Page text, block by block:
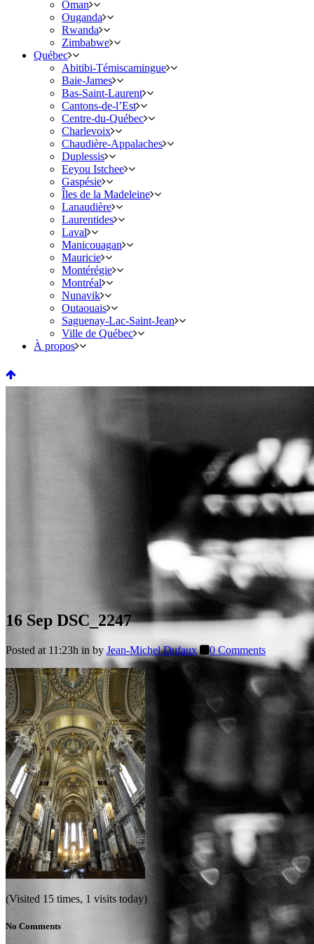
Oman
Ouganda
Rwanda
Zimbabwe
Québec
Abitibi-Témiscamingue
Baie-James
Bas-Saint-Laurent
Cantons-de-l’Est
Centre-du-Québec
Charlevoix
Chaudière-Appalaches
Duplessis
Eeyou Istchee
Gaspésie
Îles de la Madeleine
Lanaudière
Laurentides
Laval
Manicouagan
Mauricie
Montérégie
Montréal
Nunavik
Outaouais
Saguenay-Lac-Saint-Jean
Ville de Québec
À propos
16 Sep DSC_2247
Posted at 11:23h in by Jean-Michel Dufaux 0 Comments
(Visited 15 times, 1 visits today)
No Comments